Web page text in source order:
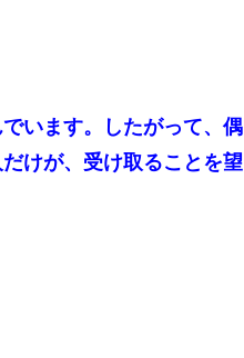
います。したがって、偶
けが、受け取ることを望